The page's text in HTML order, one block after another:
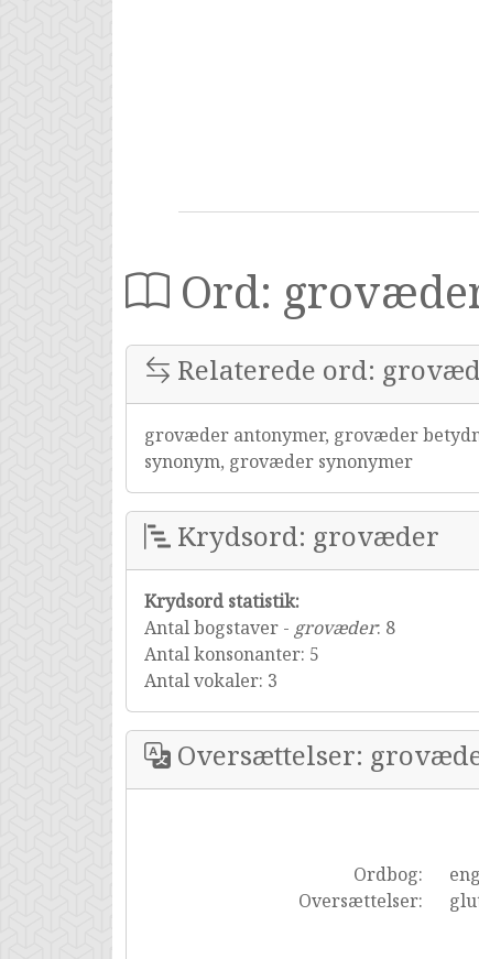
Ord:
Relaterede ord:
grovæder antonymer, grovæder
synonym, grovæder synonymer
Krydsord: grovæder
Krydsord statistik:
Antal bogstaver - grovæder: 8
Antal konsonanter: 5
Antal vokaler: 3
Oversættelser:
Ordbog:
Oversættelser: